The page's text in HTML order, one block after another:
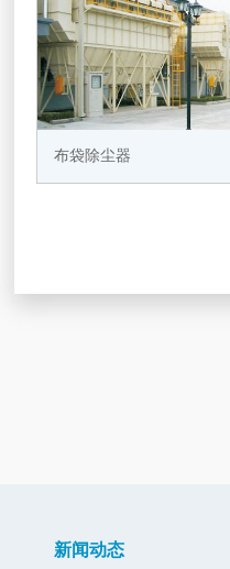
布袋除尘器
新闻动态